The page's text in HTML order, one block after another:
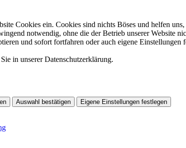
Cookies ein. Cookies sind nichts Böses und helfen
notwendig, ohne die der Betrieb unserer Website
und sofort fortfahren oder auch eigene
in unserer Datenschutzerklärung.
Auswahl bestätigen Eigene Einstellungen festlegen